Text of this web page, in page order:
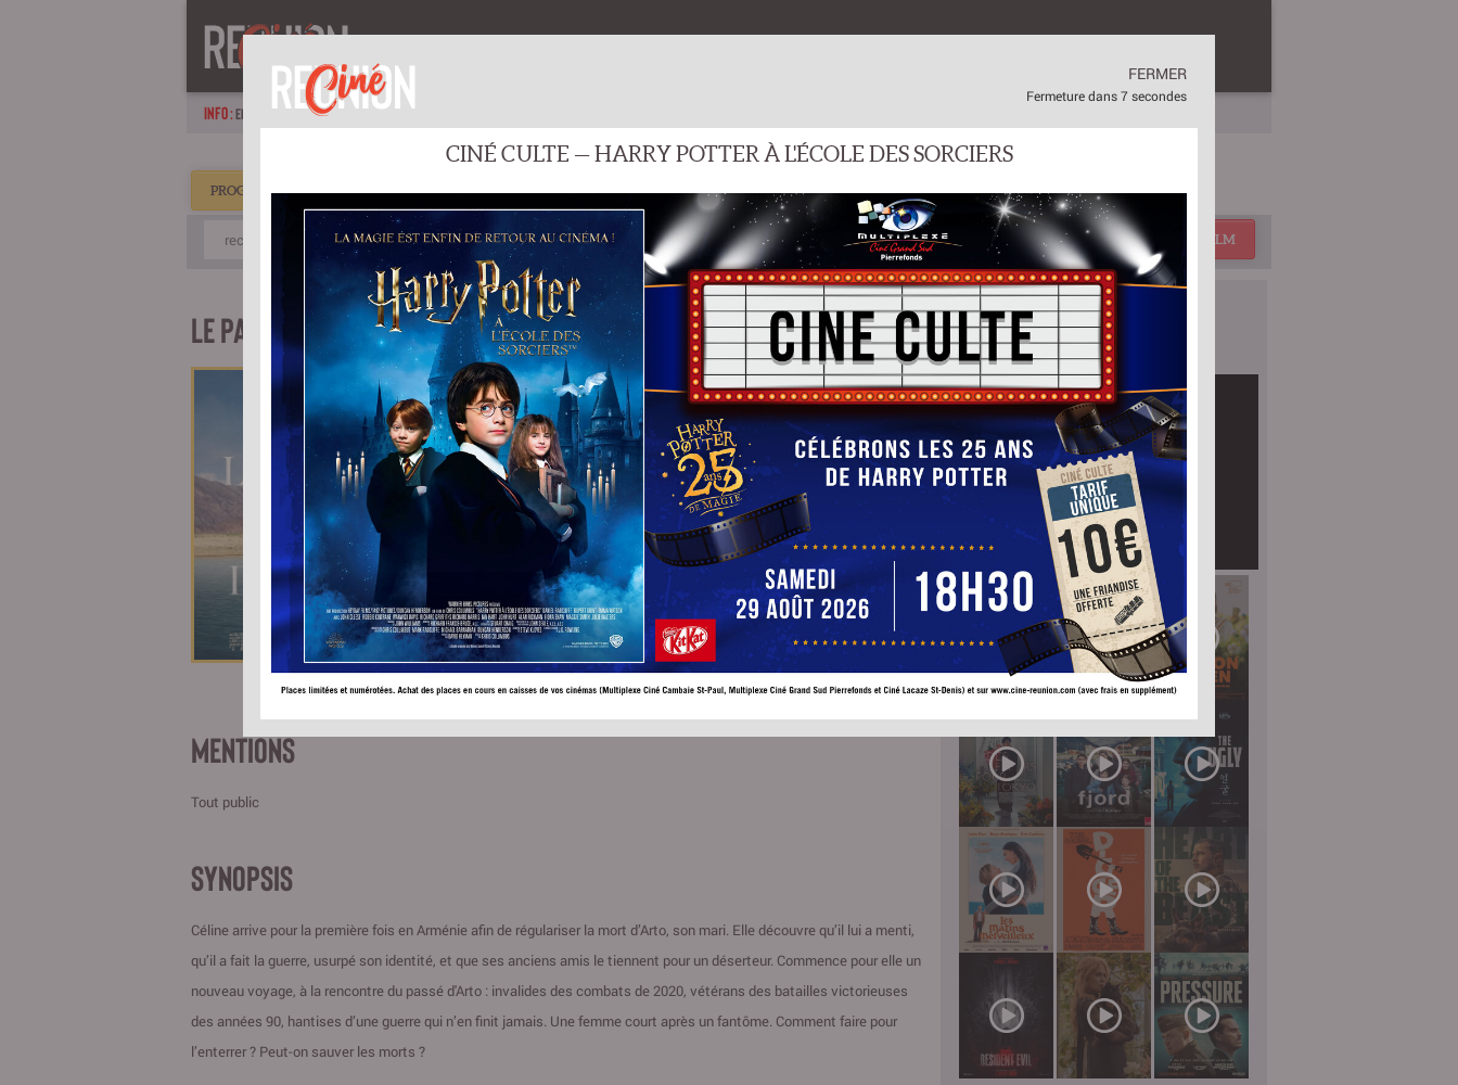
INFO :EN FAMILLE, EN AMOUREUX OU ENTRE AMIS : DES SORTIES CINÉMA POUR TOUS LES GOÛTS CETTE SEMAINE !
PROGRAMMATION CINÉ CAMBAIE PROGRAMMATION CINÉ GRAND SUD PROGRAMMATION CINÉ LACAZE
Par titre CHERCHER UN FILM
LE PAYS D'ARTO
1h44
Sortie à La Réunion: mercredi 31 décembre 2025
Sortie nationale:mercredi 31 décembre 2025
Titre original:Le Pays d'Arto
Genre:Drame
Tamara Stepanyan
Acteurs: Camille Cottin Denis Lavant Zar Amir Ebrahimi
Shant
Hovhannisyan Hovnatan Avédikian
Ալեքսանդր Խաչատրյան
Babken Chobanyan Hasmik Suvaryan Christine Hovakimyan
MENTIONS
Tout public
SYNOPSIS
Céline arrive pour la première fois en Arménie afin de régulariser la mort d’Arto, son mari. Elle découvre qu’il lui a menti,
qu’il a fait la guerre, usurpé son identité, et que ses anciens amis le tiennent pour un déserteur. Commence pour elle un
nouveau voyage, à la rencontre du passé d'Arto : invalides des combats de 2020, vétérans des batailles victorieuses
des années 90, hantises d’une guerre qui n’en finit jamais. Une femme court après un fantôme. Comment faire pour
l’enterrer ? Peut-on sauver les morts ?
BANDES-ANNONCES
FERMER
Fermeture dans 6 secondes
CINÉ CULTE — HARRY POTTER À L'ÉCOLE DES SORCIERS